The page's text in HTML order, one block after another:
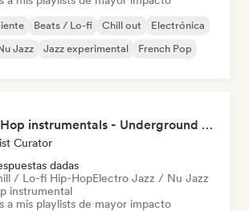
Beats / Lo-fi Chill out
Electrónica
Jazz
Jazz experimental French Pop
Hip Hop instrumentals - Underground boombap & Lo Fi Hip Hop (by Snaap)
Curator
dadas
/ Lo-fi Hip-HopElectro Jazz / Nu Jazz
instrumental
a mis playlists de mayor impacto